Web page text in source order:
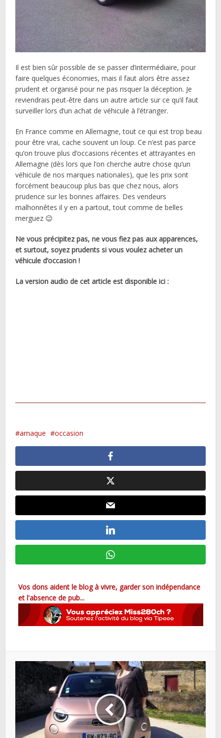
Il est bien sûr possible de se passer d’intermédiaire, pour
faire quelques économies, mais il faut alors être assez
prudent et organisé pour ne pas risquer la déception. Je
reviendrais peut-être dans un autre article sur ce qu’il faut
surveiller lors d’un achat de véhicule à l’étranger.
En France comme en Allemagne, tout ce qui est trop beau
pour être vrai, cache souvent un loup. Ce n’est pas parce
qu’on trouve plus d’occasions récentes et attrayantes en
Allemagne (dès lors que l’on cherche autre chose qu’un
véhicule de nos marques nationales), que les prix sont
forcément beaucoup plus bas que chez nous, alors
prudence sur les bonnes affaires. Des vendeurs
malhonnêtes il y en a partout, tout comme de belles
merguez 😉
Ne vous précipitez pas, ne vous fiez pas aux apparences,
et surtout, soyez prudents si vous voulez acheter un
véhicule d’occasion !
La version audio de cet article est disponible ici :
arnaque occasion
Vos dons aident le blog à vivre, garder son indépendance
et l'absence de pub...